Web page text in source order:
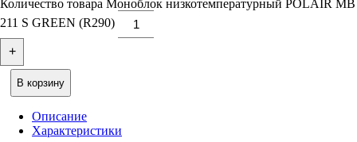
Количество товара Моноблок низкотемпературный POLAIR MB
211 S GREEN (R290)
+
В корзину
Описание
Характеристики